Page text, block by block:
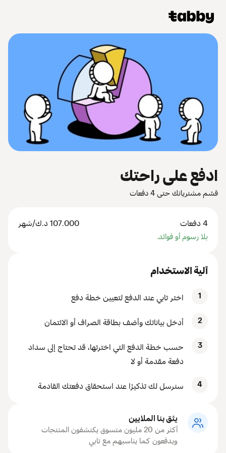
ادفع على راحتك
قسّم مشترياتك حتى 4 دفعات
4 دفعات 107.000 د.ك/شهر
بلا رسوم أو فوائد.
آلية الاستخدام
1 اختر تابي عند الدفع لتعيين خطة دفع
2 أدخل بياناتك وأضف بطاقة الصراف أو الائتمان
3
حسب خطة الدفع التي اخترتها، قد تحتاج إلى سداد
دفعة مقدمة أو لا
4 سنرسل لك تذكيرًا عند استحقاق دفعتك القادمة
يثق بنا الملايين
أكثر من 20 مليون متسوق يكتشفون المنتجات
ويدفعون كما يناسبهم مع تابي